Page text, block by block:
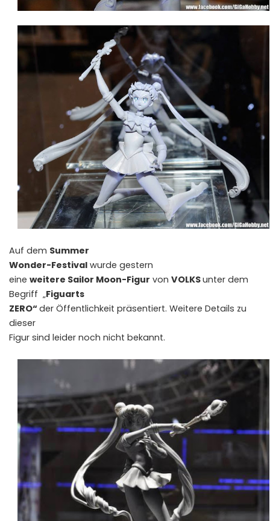
Auf dem Summer
Wonder-Festival wurde gestern
eine weitere Sailor Moon-Figur von VOLKSunter dem
Begriff „Figuarts
ZERO“ der Öffentlichkeit präsentiert. Weitere Details zu
dieser
Figur sind leider noch nicht bekannt.